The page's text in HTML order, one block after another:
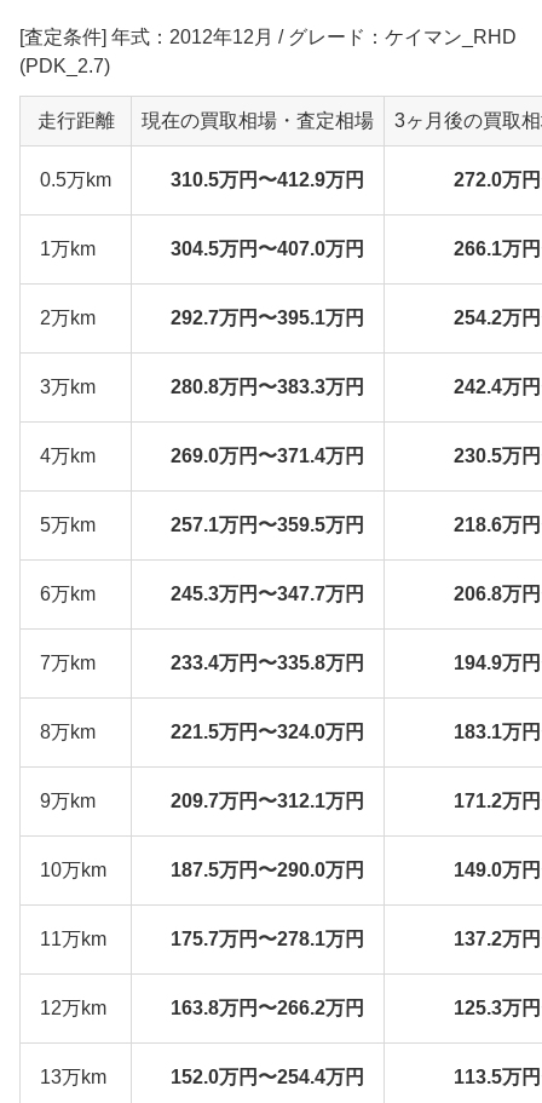
[査定条件] 年式：2012年12月 / グレード：ケイマン_RHD
(PDK_2.7)
走行距離 現在の買取相場・査定相場 3ヶ月後の買取
0.5万km 310.5万円〜412.9万円 272.0万
1万km 304.5万円〜407.0万円 266.1万
2万km 292.7万円〜395.1万円 254.2万
3万km 280.8万円〜383.3万円 242.4万
4万km 269.0万円〜371.4万円 230.5万
5万km 257.1万円〜359.5万円 218.6万
6万km 245.3万円〜347.7万円 206.8万
7万km 233.4万円〜335.8万円 194.9万
8万km 221.5万円〜324.0万円 183.1万
9万km 209.7万円〜312.1万円 171.2万
10万km 187.5万円〜290.0万円 149.0万
11万km 175.7万円〜278.1万円 137.2万
12万km 163.8万円〜266.2万円 125.3万
13万km 152.0万円〜254.4万円 113.5万